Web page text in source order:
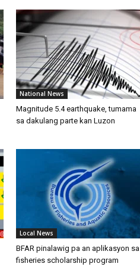
National News
Magnitude 5.4 earthquake, tumama
sa dakulang parte kan Luzon
Local News
BFAR pinalawig pa an aplikasyon sa
fisheries scholarship program